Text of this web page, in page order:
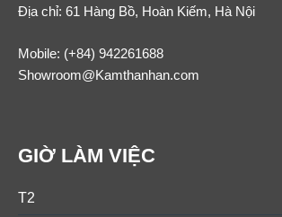
Địa chỉ: 61 Hàng Bồ, Hoàn Kiếm, Hà Nội
Mobile: (+84) 942261688
Showroom@Kamthanhan.com
GIỜ LÀM VIỆC
T2